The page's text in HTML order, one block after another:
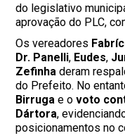
do legislativo
aprovação do PLC,
Os vereadores
Dr. Panelli, Eudes,
Zefinhaderam
do Prefeito. No
Birruga e ovoto
Dártora,
posicionamentos no